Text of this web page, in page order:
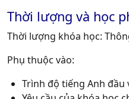
Thời lượng và học
Thời lượng khóa học:
Phụ thuộc vào:
Trình độ tiếng Anh đầu